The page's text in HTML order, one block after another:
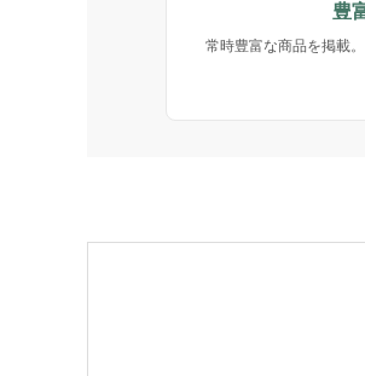
豊
常時豊富な商品を掲載